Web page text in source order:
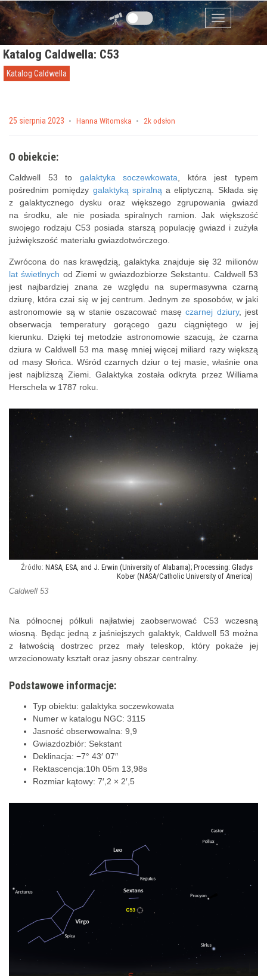
Przejdź do zawartości
Menu
Katalog Caldwella: C53
Katalog Caldwella
Posted on
25 sierpnia 2023 by Hanna Witomska 2k odsłon
O obiekcie:
Caldwell 53 to galaktyka soczewkowata , która jest typem
pośrednim pomiędzy galaktyką spiralną a eliptyczną. Składa się
z galaktycznego dysku oraz większego zgrupowania gwiazd
na środku, ale nie posiada spiralnych ramion. Jak większość
swojego rodzaju C53 posiada starszą populację gwiazd i zużyła
jużwiększość materiału gwiazdotwórczego.
Zwrócona do nas krawędzią, galaktyka znajduje się 32 milionów
lat świetlnych od Ziemi w gwiazdozbiorze Sekstantu. Caldwell 53
jest najbardziej znana ze względu na supermasywna czarną
dziurę, która czai się w jej centrum. Jednym ze sposobów, w jaki
astronomowie są w stanie oszacować masę czarnej dziury, jest
obserwacja temperatury gorącego gazu ciągniętego w jej
kierunku. Dzięki tej metodzie astronomowie szacują, że czarna
dziura w Caldwell 53 ma masę mniej więcej miliard razy większą
od masy Słońca. Wśród czarnych dziur o tej masie, właśnie ona
jest najbliższą Ziemi. Galaktyka została odkryta przez Williama
Herschela w 1787 roku.
NASA, ESA, and J. Erwin (University of Alabama); Processing: Gladys
Kober (NASA/Catholic University of America)
Caldwell 53
Na północnej półkuli najłatwiej zaobserwować C53 wczesną
wiosną. Będąc jedną z jaśniejszych galaktyk, Caldwell 53 można
z łatwością dostrzec przez mały teleskop, który pokaże jej
wrzecionowaty kształt oraz jasny obszar centralny.
Podstawowe informacje:
Typ obiektu: galaktyka soczewkowata
Numer w katalogu NGC: 3115
Jasność obserwowalna: 9,9
Gwiazdozbiór: Sekstant
Deklinacja: −7° 43′ 07″
Rektascencja:10h 05m 13,98s
Rozmiar kątowy: 7′,2 × 2′,5